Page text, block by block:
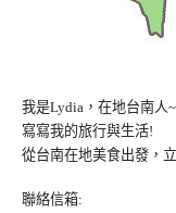
我是Lydia，在地台南人~
寫寫我的旅行與生活!
從台南在地美食出發，
聯絡信箱: